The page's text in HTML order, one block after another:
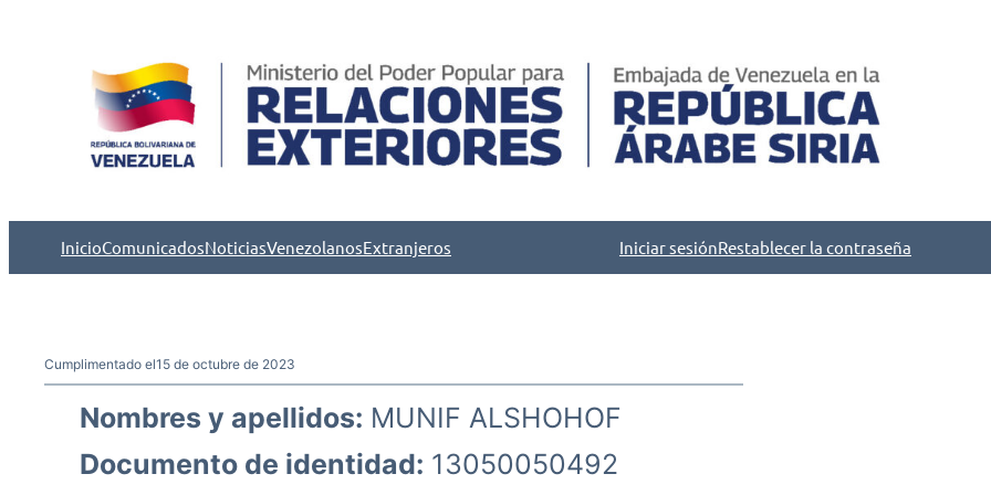
InicioComunicadosNoticiasVenezolanosExtranjeros Iniciar sesiónRestablecer la contraseña
Cumplimentado el15 de octubre de 2023
Nombres y apellidos: MUNIF ALSHOHOF
Documento de identidad: 13050050492